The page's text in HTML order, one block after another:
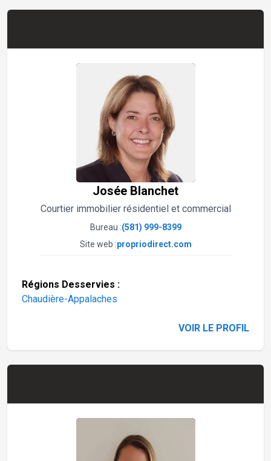
Josée Blanchet
Courtier immobilier résidentiel et commercial
Bureau :(581) 999-8399
Site web :propriodirect.com
Régions Desservies :
Chaudière-Appalaches
VOIR LE PROFIL